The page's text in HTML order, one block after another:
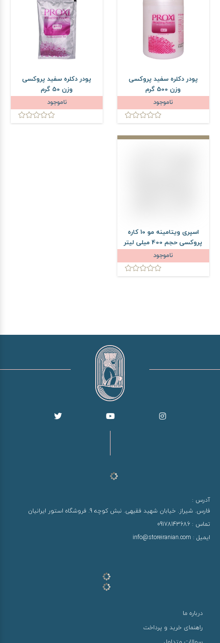
پودر دکلره سفید پروکسی
وزن 500 گرم
ناموجود
پودر دکلره سفید پروکسی
وزن 50 گرم
ناموجود
اسپری ویتامینه مو 10 کاره
پروکسی حجم 400 میلی لیتر
ناموجود
آدرس :
فارس. شیراز. خیابان شهید فقیهی. نبش کوچه 9. فروشگاه استور ایرانیان
تماس : 09178143686
ایمیل : info@storeiranian.com
درباره ما
راهنمای خرید و پرداخت